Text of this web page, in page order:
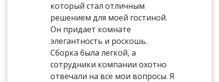
который стал отличным
решением для моей гостиной.
Он придает комнате
элегантность и роскошь.
Сборка была легкой, а
сотрудники компании охотно
отвечали на все мои вопросы. Я